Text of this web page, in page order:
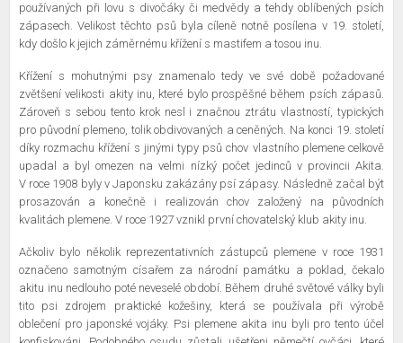
používaných při lovu s divočáky či medvědy a tehdy oblíbených psích
zápasech. Velikost těchto psů byla cíleně notně posílena v 19. století,
kdy došlo k jejich záměrnému křížení s mastifem a tosou inu.
Křížení s mohutnými psy znamenalo tedy ve své době požadované
zvětšení velikosti akity inu, které bylo prospěšné během psích zápasů.
Zároveň s sebou tento krok nesl i značnou ztrátu vlastností, typických
pro původní plemeno, tolik obdivovaných a ceněných. Na konci 19. století
díky rozmachu křížení s jinými typy psů chov vlastního plemene celkově
upadal a byl omezen na velmi nízký počet jedinců v provincii Akita.
V roce 1908 byly v Japonsku zakázány psí zápasy. Následně začal být
prosazován a konečně i realizován chov založený na původních
kvalitách plemene. V roce 1927 vznikl první chovatelský klub akity inu.
Ačkoliv bylo několik reprezentativních zástupců plemene v roce 1931
označeno samotným císařem za národní památku a poklad, čekalo
akitu inu nedlouho poté neveselé období. Během druhé světové války byli
tito psi zdrojem praktické kožešiny, která se používala při výrobě
oblečení pro japonské vojáky. Psi plemene akita inu byli pro tento účel